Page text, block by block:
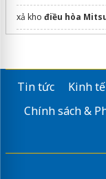
xả kho điều hòa
Dự án đà nẵng
Tin tức Kinh tế
Chính sách &